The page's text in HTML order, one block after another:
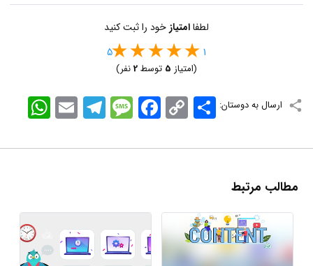
لطفاامتیاز خود را ثبت کنید
1
5
(امتیاز 5 توسط2نفر)
ارسال به دوستان: WhatsApp EmailTelegramMessageFacebook Copy
Link
اشتراک
مطالب مرتبط